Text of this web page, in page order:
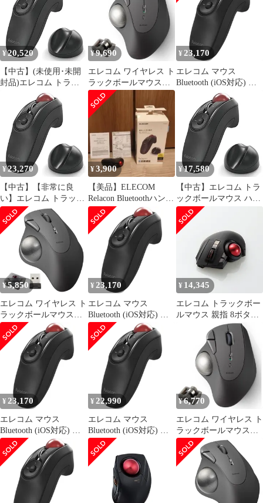
¥ 20,520
【中古】(未使用･未開
封品)エレコム トラッ
クボールマウス ハンデ
ィタイプ Relacon メデ
ィアコントロールボタ
ン搭載 スタンド付 静音
Bluetooth ブラック M-
RT1BRXBK
¥9,690
エレコム ワイヤレス ト
ラックボールマウス
Bluetooth IST (アイエス
ティー) シリーズ 5ボタ
ン 親指操作 ベアリング
支持 Windows Mac
Chromebook ブラック 2
M-IT11BRABK★
95552811
¥ 23,170
エレコム マウス
Bluetooth (iOS対応) ト
ラックボール ハンディ
タイプ Relacon メディ
アコントロールボタン
搭載 静音 ブラック M-
RT1BRBK
¥ 23,270
【中古】【非常に良
い】エレコム トラック
ボールマウス ハンディ
タイプ Relacon メディ
アコントロールボタン
搭載 スタンド付 静音
Bluetooth ブラック M-
RT1BRXBK
¥3,900
【美品】ELECOM
Relacon Bluetoothハンデ
ィトラックボール
¥ 17,580
【中古】エレコム トラ
ックボールマウス ハン
ディタイプ Relacon メ
ディアコントロールボ
タン搭載 スタンド付 静
音 Bluetooth ブラック
M-RT1BRXBK
¥5,850
エレコム ワイヤレス ト
ラックボールマウス
IST 無線2.4GHz 親指操
作 36mmボール 人工ル
ビー支持 5ボタン
Windows Mac
Chromebook ブラック
M-IT10DRBK [ブラッ
ク] [人工ルビー] [無線
2.4GHz]
¥ 23,170
エレコム マウス
Bluetooth (iOS対応) ト
ラックボール ハンディ
タイプ Relacon メディ
アコントロールボタン
搭載 静音 ブラック M-
RT1BRBK
¥ 14,345
エレコム トラックボー
ルマウス 親指 8ボタン
チルト機能 有線 無線
Bluetooth 1000万回耐久
ブラック M-
XPT1MRBK （1点）
¥ 23,170
エレコム マウス
Bluetooth (iOS対応) ト
ラックボール ハンディ
タイプ Relacon メディ
アコントロールボタン
搭載 静音 ブラック M-
RT1BRBK
¥ 22,990
エレコム マウス
Bluetooth (iOS対応) ト
ラックボール ハンディ
タイプ Relacon メディ
アコントロールボタン
搭載 静音 ブラック M-
RT1BRBK
¥6,770
エレコム ワイヤレス ト
ラックボールマウス
Bluetooth IST イスト シ
リーズ 5ボタン 親指操
作 ベアリング支持
Windows Mac
Chromebook ブラック 2
M-IT11BRABK